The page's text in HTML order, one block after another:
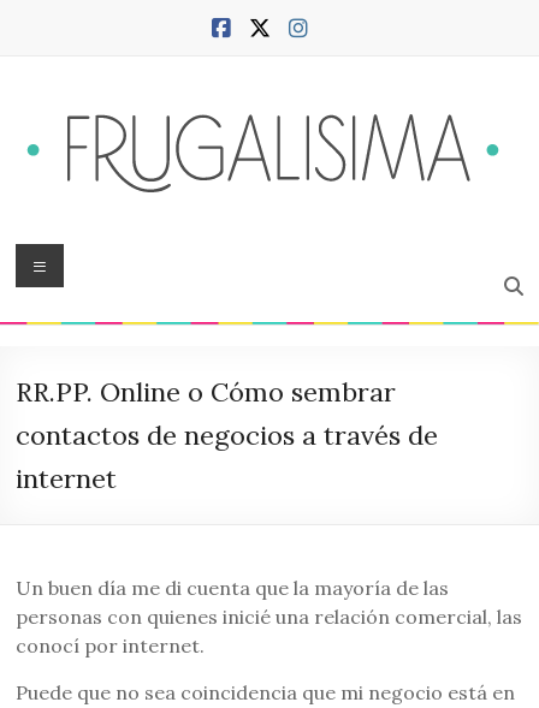
Frugalísima
ciudad,
productividad,
bienestar
Menú
RR.PP. Online o Cómo sembrar
contactos de negocios a través de
internet
Un buen día me di cuenta que la mayoría de las
personas con quienes inicié una relación comercial, las
conocí por internet.
Puede que no sea coincidencia que mi negocio está en